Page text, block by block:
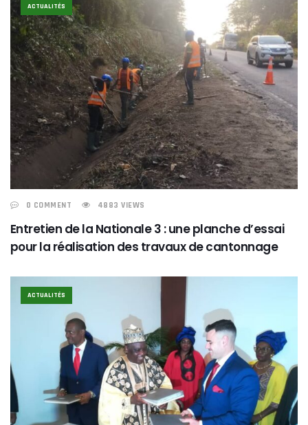
ACTUALITÉS
0 COMMENT 4883 VIEWS
Entretien de la Nationale 3 : une planche d’essai
pour la réalisation des travaux de cantonnage
ACTUALITÉS